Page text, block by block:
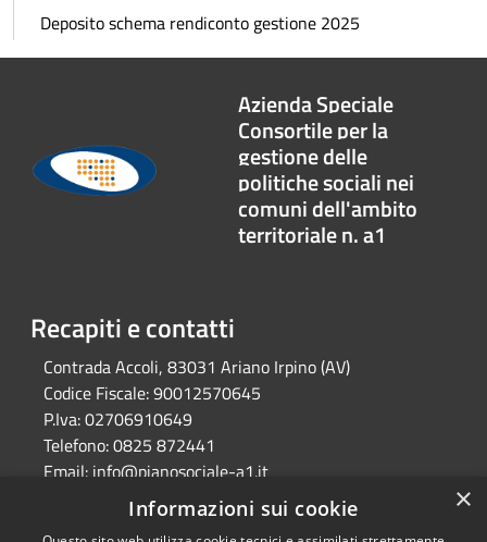
Deposito schema rendiconto gestione 2025
Azienda Speciale
Consortile per la
gestione delle
politiche sociali nei
comuni dell'ambito
territoriale n. a1
Recapiti e contatti
Contrada Accoli, 83031 Ariano Irpino (AV)
Codice Fiscale:90012570645
P.Iva:02706910649
Telefono:0825 872441
Email: info@pianosociale-a1.it
consorzioa1@legalmail.it ×
Informazioni sui cookie